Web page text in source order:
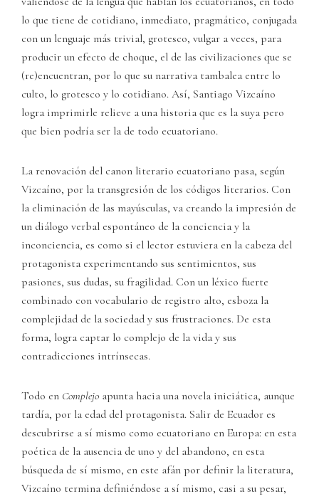
lo que tiene de cotidiano, inmediato, pragmático, conjugada
con un lenguaje más trivial, grotesco, vulgar a veces, para
producir un efecto de choque, el de las civilizaciones que se
(re)encuentran, por lo que su narrativa tambalea entre lo
culto, lo grotesco y lo cotidiano. Así, Santiago Vizcaíno
logra imprimirle relieve a una historia que es la suya pero
que bien podría ser la de todo ecuatoriano.
La renovación del canon literario ecuatoriano pasa, según
Vizcaíno, por la transgresión de los códigos literarios. Con
la eliminación de las mayúsculas, va creando la impresión de
un diálogo verbal espontáneo de la conciencia y la
inconciencia, es como si el lector estuviera en la cabeza del
protagonista experimentando sus sentimientos, sus
pasiones, sus dudas, su fragilidad. Con un léxico fuerte
combinado con vocabulario de registro alto, esboza la
complejidad de la sociedad y sus frustraciones. De esta
forma, logra captar lo complejo de la vida y sus
contradicciones intrínsecas.
Todo en Complejo apunta hacia una novela iniciática, aunque
tardía, por la edad del protagonista. Salir de Ecuador es
descubrirse a sí mismo como ecuatoriano en Europa: en esta
poética de la ausencia de uno y del abandono, en esta
búsqueda de sí mismo, en este afán por definir la literatura,
Vizcaíno termina definiéndose a sí mismo, casi a su pesar,